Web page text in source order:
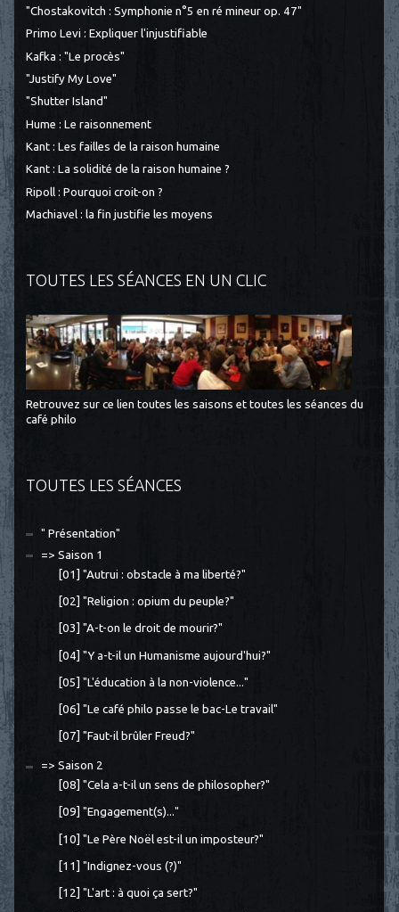
"Chostakovitch : Symphonie n°5 en ré mineur op. 47"
Primo Levi : Expliquer l'injustifiable
Kafka : "Le procès"
"Justify My Love"
"Shutter Island"
Hume : Le raisonnement
Kant : Les failles de la raison humaine
Kant : La solidité de la raison humaine ?
Ripoll : Pourquoi croit-on ?
Machiavel : la fin justifie les moyens
TOUTES LES SÉANCES EN UN CLIC
Retrouvez sur ce lien toutes les saisons et toutes les séances du
café philo
TOUTES LES SÉANCES
" Présentation"
=> Saison 1
[01] "Autrui : obstacle à ma liberté?"
[02] "Religion : opium du peuple?"
[03] "A-t-on le droit de mourir?"
[04] "Y a-t-il un Humanisme aujourd'hui?"
[05] "L'éducation à la non-violence..."
[06] "Le café philo passe le bac-Le travail"
[07] "Faut-il brûler Freud?"
=> Saison 2
[08] "Cela a-t-il un sens de philosopher?"
[09] "Engagement(s)..."
[10] "Le Père Noël est-il un imposteur?"
[11] "Indignez-vous (?)"
[12] "L'art : à quoi ça sert?"